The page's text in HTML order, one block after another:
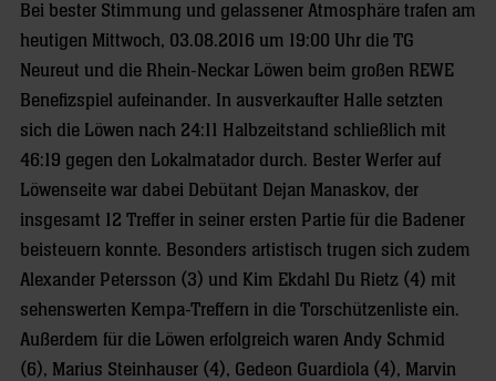
Bei bester Stimmung und gelassener Atmosphäre trafen am
heutigen Mittwoch, 03.08.2016 um 19:00 Uhr die TG
Neureut und die Rhein-Neckar Löwen beim großen REWE
Benefizspiel aufeinander. In ausverkaufter Halle setzten
sich die Löwen nach 24:11 Halbzeitstand schließlich mit
46:19 gegen den Lokalmatador durch. Bester Werfer auf
Löwenseite war dabei Debütant Dejan Manaskov, der
insgesamt 12 Treffer in seiner ersten Partie für die Badener
beisteuern konnte. Besonders artistisch trugen sich zudem
Alexander Petersson (3) und Kim Ekdahl Du Rietz (4) mit
sehenswerten Kempa-Treffern in die Torschützenliste ein.
Außerdem für die Löwen erfolgreich waren Andy Schmid
(6), Marius Steinhauser (4), Gedeon Guardiola (4), Marvin